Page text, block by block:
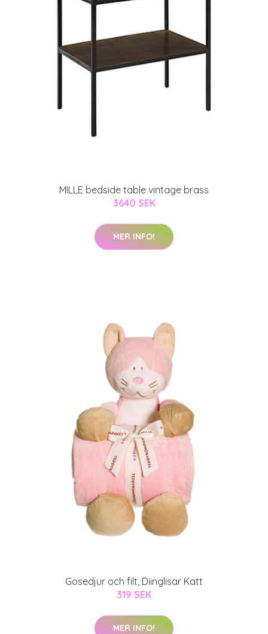
MILLE bedside table vintage brass
3640 SEK
MER INFO!
Gosedjur och filt, Diinglisar Katt
319 SEK
MER INFO!